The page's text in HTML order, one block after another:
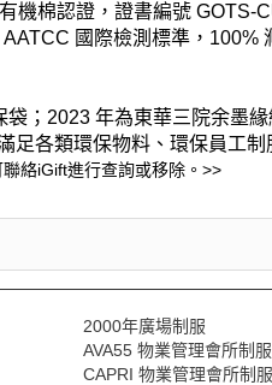
機棉認證，證書編號 GOTS-
國際檢測標準，100%
；2023 年為東華三院余墨
各類環保物料、環保員工制
絡iGift進行查詢或移除。>>
2000年廣場制服
AVA55 物業管理會所制服
CAPRI 物業管理會所制服